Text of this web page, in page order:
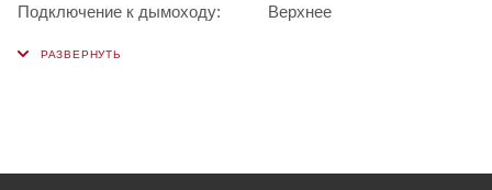
Подключение к дымоходу:
Верхнее